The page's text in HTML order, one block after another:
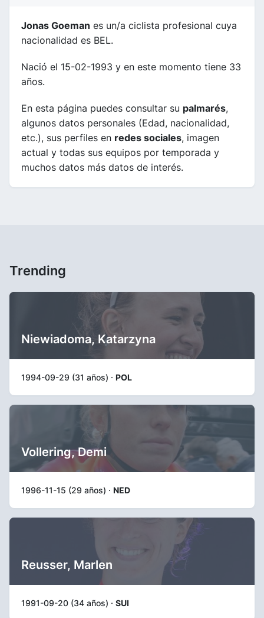
Jonas Goeman es un/a ciclista profesional cuya
nacionalidad es BEL.
Nació el 15-02-1993 y en este momento tiene 33
años.
En esta página puedes consultar su palmarés,
algunos datos personales (Edad, nacionalidad,
etc.), sus perfiles en redes sociales, imagen
actual y todas sus equipos por temporada y
muchos datos más datos de interés.
Trending
Niewiadoma, Katarzyna
1994-09-29 (31 años) · POL
Vollering, Demi
1996-11-15 (29 años) · NED
Reusser, Marlen
1991-09-20 (34 años) · SUI